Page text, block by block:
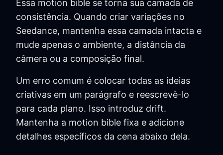
Essa motion bible se torna sua camada de
consistência. Quando criar variações no
Seedance, mantenha essa camada intacta e
mude apenas o ambiente, a distância da
câmera ou a composição final.
Um erro comum é colocar todas as ideias
criativas em um parágrafo e reescrevê-lo
para cada plano. Isso introduz drift.
Mantenha a motion bible fixa e adicione
detalhes específicos da cena abaixo dela.